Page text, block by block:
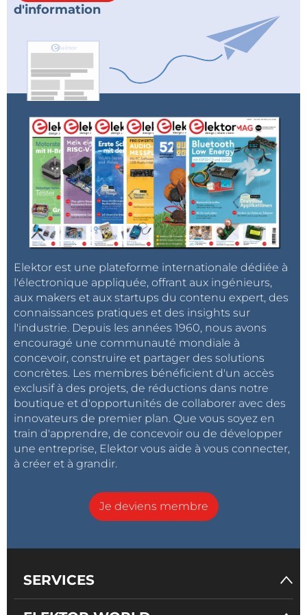
d'information
Elektor est une plateforme internationale dédiée à
l'électronique appliquée, offrant aux ingénieurs,
aux makers et aux startups du contenu expert, des
connaissances pratiques et des insights sur
l'industrie. Depuis les années 1960, nous avons
encouragé une communauté mondiale à
concevoir, construire et partager des solutions
concrètes. Les membres bénéficient d'un accès
exclusif à des projets, de réductions dans notre
boutique et d'opportunités de collaborer avec des
innovateurs de premier plan. Que vous soyez en
train d'apprendre, de concevoir ou de développer
une entreprise, Elektor vous aide à vous connecter,
à créer et à grandir.
Je deviens membre
SERVICES